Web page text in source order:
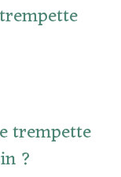
trempette
?